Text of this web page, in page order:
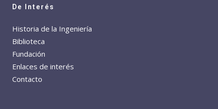
De Interés
Historia de la Ingeniería
Biblioteca
Fundación
Enlaces de interés
Contacto